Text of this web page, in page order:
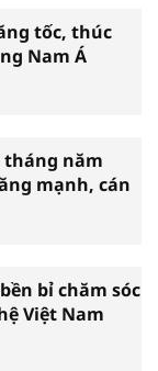
tốc, thúc
Nam Á
tháng năm
mạnh, cán
bỉ chăm sóc
Việt Nam